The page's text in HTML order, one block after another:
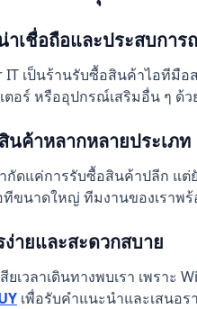
าเชื่อถือและประสบกา
IT เป็นร้านรับซื้อสินค้าไอทีมื
ตอร์ หรืออุปกรณ์เสริมอื่น ๆ ด้
นค้าหลากหลายประเภท
ำกัดแค่การรับซื้อสินค้าปลีก แต่
ทีขนาดใหญ่ ทีมงานของเราพ
ง่ายและสะดวกสบาย
ยเวลาเดินทางพบเรา เพรา
เพื่อรับคำแนะนำและเสนอ